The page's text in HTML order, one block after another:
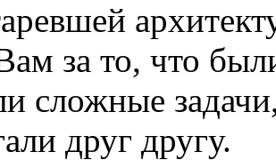
за то, что
сложные
друг другу.